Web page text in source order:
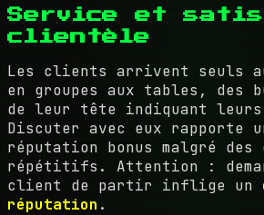
Service et
clientèle
Les clients arrivent seuls
en groupes aux tables, des
de leur tête indiquant leurs
Discuter avec eux rapporte
réputation bonus malgré des
répétitifs. Attention :
client de partir inflige un
réputation .